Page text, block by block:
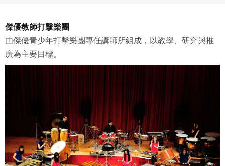
傑優教師打擊樂團
由傑優青少年打擊樂團專任講師所組成，以教學、研究與推
廣為主要目標。